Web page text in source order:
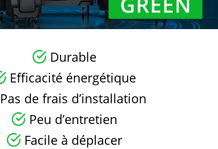
Durable
Efficacité énergétique
Pas de frais d’installation
Peu d’entretien
Facile à déplacer